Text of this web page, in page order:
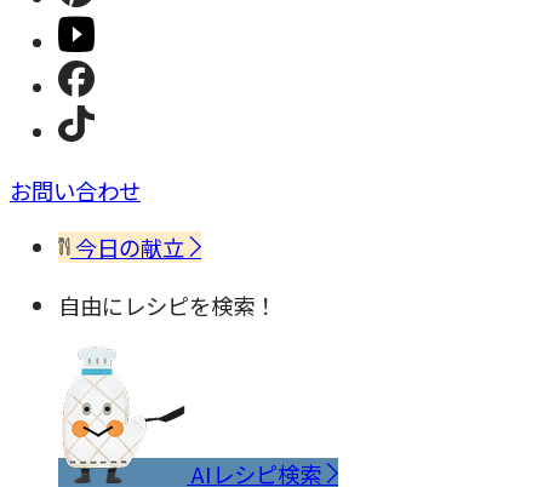
お問い合わせ
今日の献立
自由にレシピを検索！
AIレシピ検索